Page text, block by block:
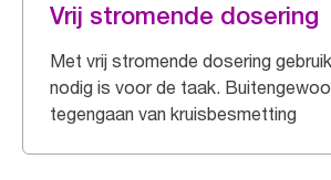
Vrij stromende dosering
Met vrij stromende dosering
nodig is voor de taak.
tegengaan van kruisbesmetting